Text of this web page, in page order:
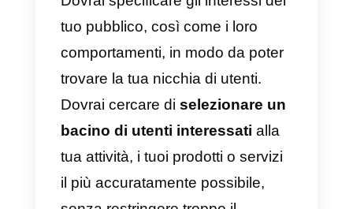
Inoltre, i tuoi clienti potranno
contattarti attraverso Instagram
su uno dei tuoi prodotti o servizi,
mantenendo sempre una
comunicazione rapida e efficace